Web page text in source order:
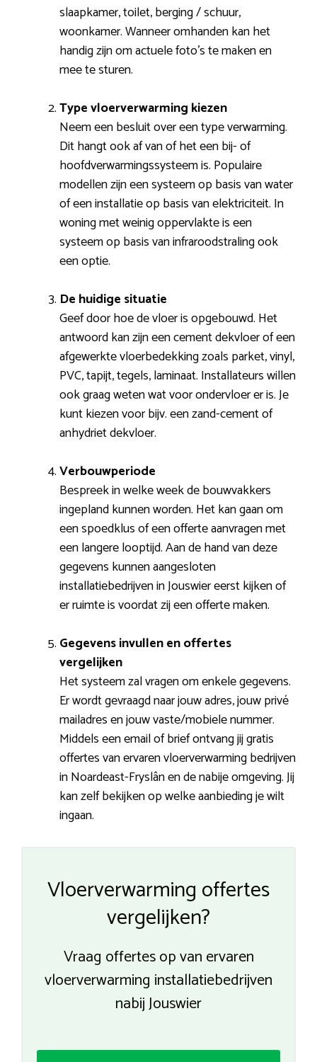
slaapkamer, toilet, berging / schuur,
woonkamer. Wanneer omhanden kan het
handig zijn om actuele foto’s te maken en
mee te sturen.
Type vloerverwarming kiezen
Neem een besluit over een type verwarming.
Dit hangt ook af van of het een bij- of
hoofdverwarmingssysteem is. Populaire
modellen zijn een systeem op basis van water
of een installatie op basis van elektriciteit. In
woning met weinig oppervlakte is een
systeem op basis van infraroodstraling ook
een optie.
De huidige situatie
Geef door hoe de vloer is opgebouwd. Het
antwoord kan zijn een cement dekvloer of een
afgewerkte vloerbedekking zoals parket, vinyl,
PVC, tapijt, tegels, laminaat. Installateurs willen
ook graag weten wat voor ondervloer er is. Je
kunt kiezen voor bijv. een zand-cement of
anhydriet dekvloer.
Verbouwperiode
Bespreek in welke week de bouwvakkers
ingepland kunnen worden. Het kan gaan om
een spoedklus of een offerte aanvragen met
een langere looptijd. Aan de hand van deze
gegevens kunnen aangesloten
installatiebedrijven in Jouswier eerst kijken of
er ruimte is voordat zij een offerte maken.
Gegevens invullen en offertes
vergelijken
Het systeem zal vragen om enkele gegevens.
Er wordt gevraagd naar jouw adres, jouw privé
mailadres en jouw vaste/mobiele nummer.
Middels een email of brief ontvang jij gratis
offertes van ervaren vloerverwarming bedrijven
in Noardeast-Fryslân en de nabije omgeving. Jij
kan zelf bekijken op welke aanbieding je wilt
ingaan.
Vloerverwarming offertes
vergelijken?
Vraag offertes op van ervaren
vloerverwarming installatiebedrijven
nabij Jouswier